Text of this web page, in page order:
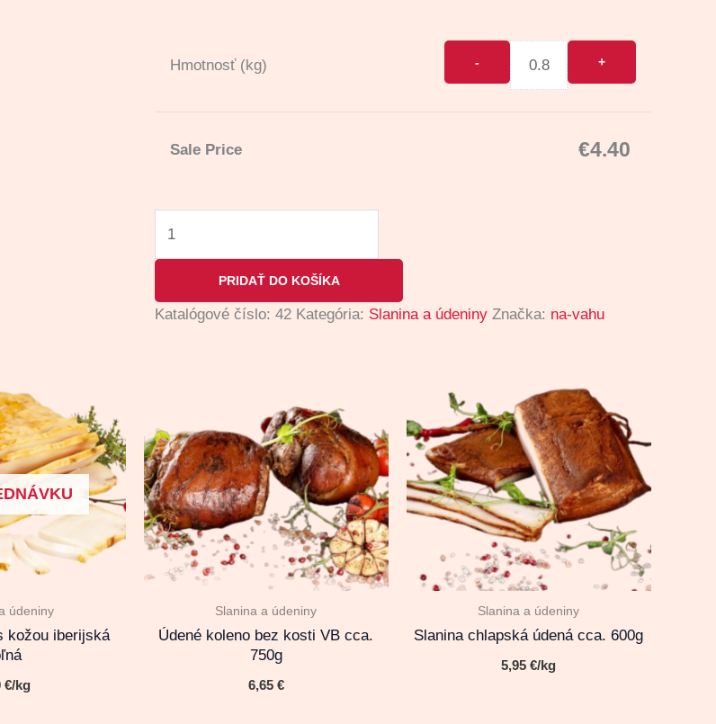
Hmotnosť (kg)
Sale Price €4.40
PRIDAŤ DO KOŠÍKA
Katalógové číslo: 42 Kategória: Slanina a údeniny Značka: na-vahu
údeniny
kožou iberijská
€/kg
Slanina a údeniny
Údené koleno bez kosti VB cca.
750g
6,65 €
Slanina a údeniny
Slanina chlapská údená cca. 600g
5,95€/kg